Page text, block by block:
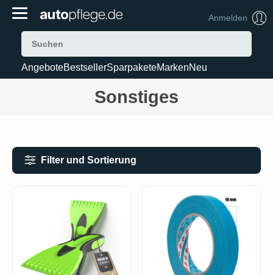
Anmelden
AngeboteBestsellerSparpaketeMarkenNeu
Sonstiges
Filter und Sortierung